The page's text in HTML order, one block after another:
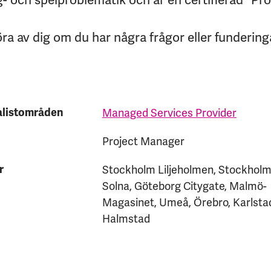
av dig om du har några frågor eller
Managed Services Provider
Project Manager
Stockholm Liljeholmen, Stockholm
Solna, Göteborg Citygate, Malmö-
Magasinet, Umeå, Örebro,
Halmstad